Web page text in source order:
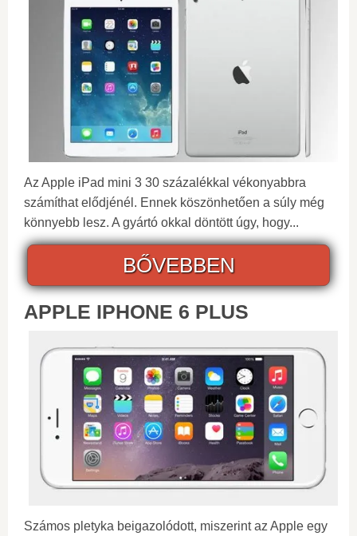
Az Apple iPad mini 3 30 százalékkal vékonyabbra
számíthat elődjénél. Ennek köszönhetően a súly még
könnyebb lesz. A gyártó okkal döntött úgy, hogy...
BŐVEBBEN
APPLE IPHONE 6 PLUS
Számos pletyka beigazolódott, miszerint az Apple egy